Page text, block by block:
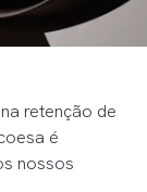
retenção de
é
nossos